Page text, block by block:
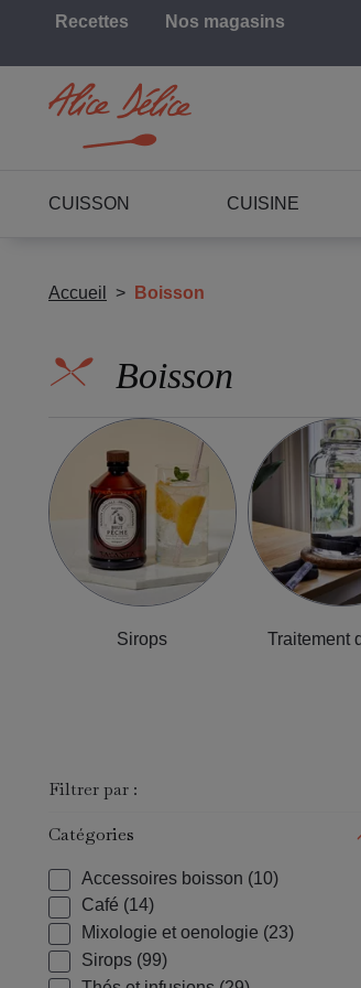
Recettes Nos magasins
CUISSON CUISINE
Accueil Boisson
Boisson
Sirops Traitement
Filtrer par :
Catégories
Accessoires boisson (10)
Café (14)
Mixologie et oenologie (23)
Sirops (99)